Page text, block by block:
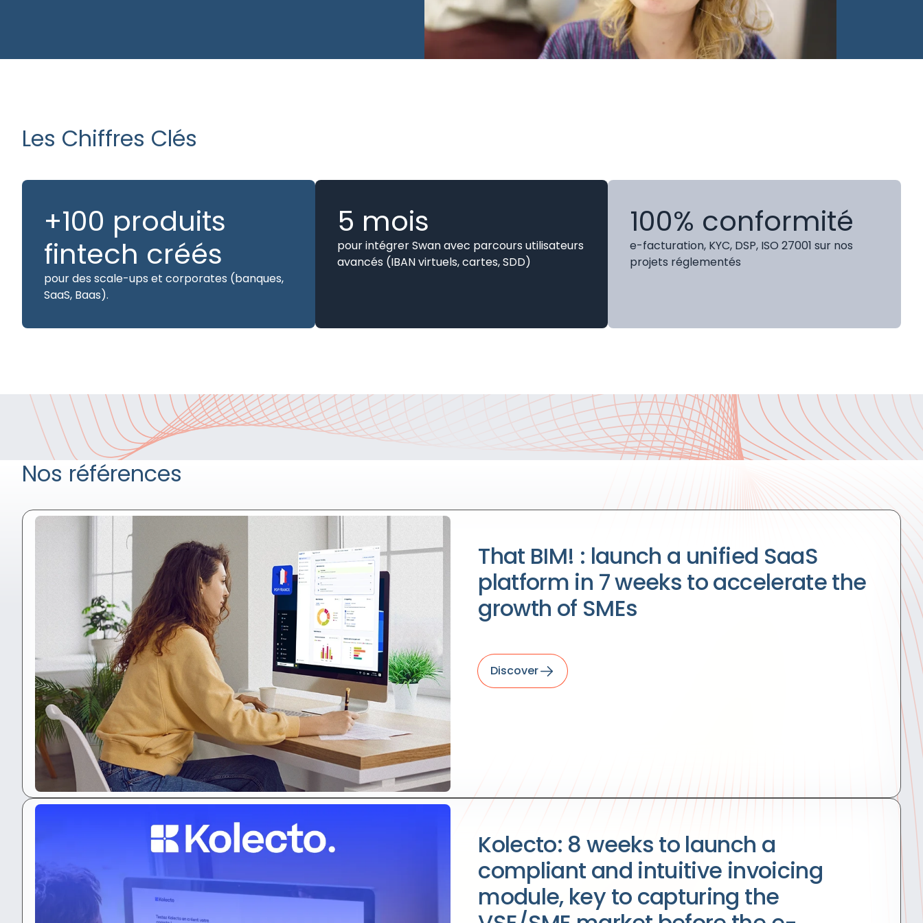
Les Chiffres Clés
+100 produits
fintech créés
pour des scale-ups et corporates (banques,
SaaS, Baas).
5 mois
pour intégrer Swan avec parcours utilisateurs
avancés (IBAN virtuels, cartes, SDD)
100% conformité
e-facturation, KYC, DSP, ISO 27001 sur nos
projets réglementés
Nos références
That BIM! : launch a unified SaaS
platform in 7 weeks to accelerate the
growth of SMEs
Discover
Kolecto: 8 weeks to launch a
compliant and intuitive invoicing
module, key to capturing the